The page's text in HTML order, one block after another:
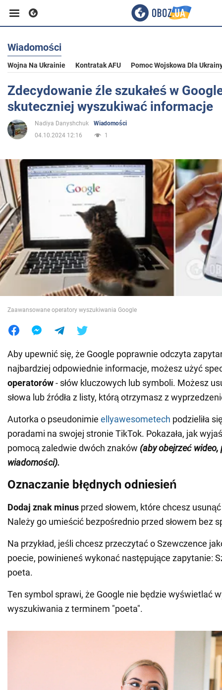
Biznes
Sport
Rozrywka
Polityka
Społeczeństwo
Wojna na Ukrainie
Świat
Jedzenie
Wiadomości
Wojna Na Ukrainie Kontratak AFU Pomoc Wojskowa Dla
Zdecydowanie źle szukałeś w
skuteczniej wyszukiwać informacje
Nadiya Danyshchuk
Wiadomości
04.10.2024 12:16
1
Zaawansowane operatory wyszukiwania Google
Aby upewnić się, że Google poprawnie odczyta
najbardziej odpowiednie informacje, możesz użyć
operatorów- słów kluczowych lub symboli. Możesz
słowa lub źródła z listy, którą otrzymasz z
Autorka o pseudonimie ellyawesometech podzieliła
poradami na swojej stronie TikTok. Pokazała, jak
pomocą zaledwie dwóch znaków (aby obejrzeć
wiadomości).
Oznaczanie błędnych odniesień
Dodaj znak minus przed słowem, które chcesz
Należy go umieścić bezpośrednio przed słowem bez
Na przykład, jeśli chcesz przeczytać o Szewczence
poecie, powinieneś wykonać następujące zapytanie:
poeta.
Ten symbol sprawi, że Google nie będzie wyświetlać
wyszukiwania z terminem "poeta".